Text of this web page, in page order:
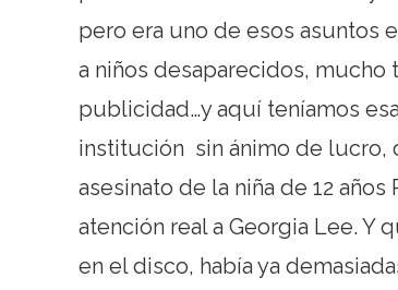
pero era uno de esos asuntos
a niños desaparecidos,
publicidad…y aquí teníamos
institución sin ánimo de lucro,
asesinato de la niña de 12
atención real a Georgia Lee. Y
en el disco, había ya